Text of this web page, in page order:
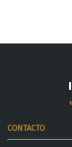
CONTACTO